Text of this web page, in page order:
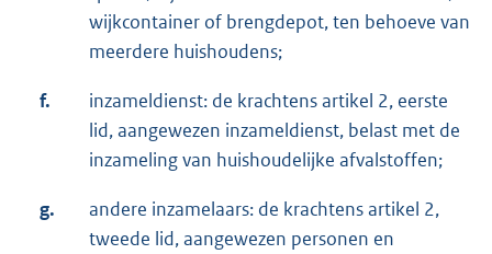
wijkcontainer of brengdepot, ten behoeve van
meerdere huishoudens;
f.
inzameldienst: de krachtens artikel 2, eerste
lid, aangewezen inzameldienst, belast met de
inzameling van huishoudelijke afvalstoffen;
g.
andere inzamelaars: de krachtens artikel 2,
tweede lid, aangewezen personen en